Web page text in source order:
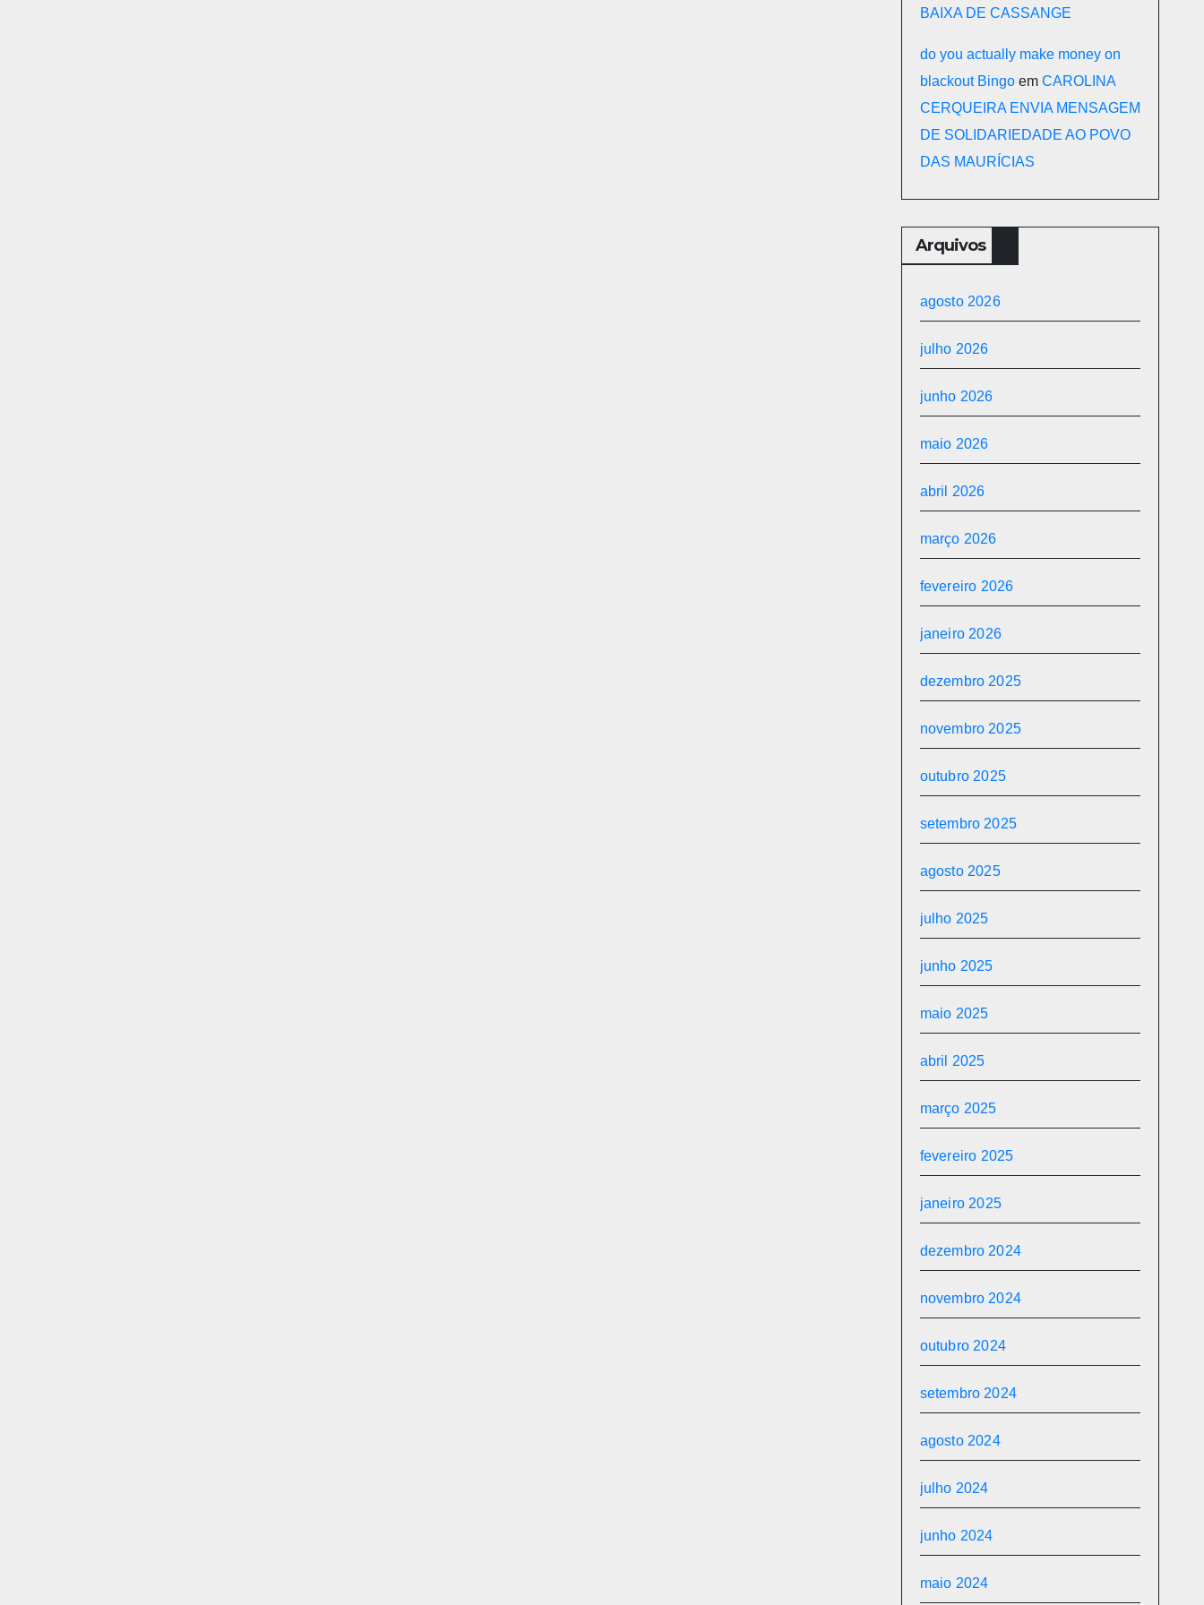
BAIXA DE CASSANGE
do you actually make money on
blackout Bingoem CAROLINA
CERQUEIRA ENVIA MENSAGEM
DE SOLIDARIEDADE AO POVO
DAS MAURÍCIAS
Arquivos
agosto 2026
julho 2026
junho 2026
maio 2026
abril 2026
março 2026
fevereiro 2026
janeiro 2026
dezembro 2025
novembro 2025
outubro 2025
setembro 2025
agosto 2025
julho 2025
junho 2025
maio 2025
abril 2025
março 2025
fevereiro 2025
janeiro 2025
dezembro 2024
novembro 2024
outubro 2024
setembro 2024
agosto 2024
julho 2024
junho 2024
maio 2024